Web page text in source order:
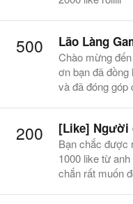
500 Lão Làng
Chào mừng
ơn bạn đã
và đã đóng góp
200 [Like] Người
Bạn chắc được
1000 like từ
chắn rất muốn